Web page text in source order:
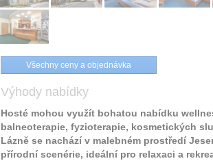
Všechny ceny a objednávka
Výhody nabídky
Hosté mohou využít bohatou nabídku
balneoterapie, fyzioterapie, kosmetických
Lázně se nachází v malebném prostředí
přírodní scenérie, ideální pro relaxaci a